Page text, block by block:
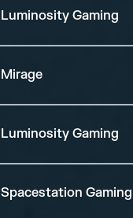
Luminosity Gaming
Mirage
Luminosity Gaming
Spacestation Gaming